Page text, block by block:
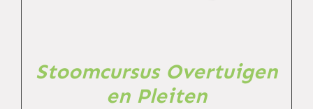
Stoomcursus Overtuigen
en Pleiten